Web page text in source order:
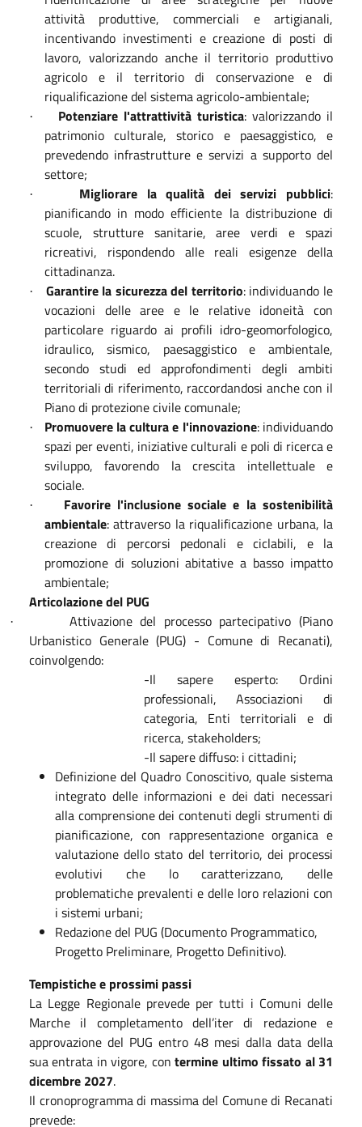
attività produttive, commerciali e artigianali,
incentivando investimenti e creazione di posti di
lavoro, valorizzando anche il territorio produttivo
agricolo e il territorio di conservazione e di
riqualificazione del sistema agricolo-ambientale;
· Potenziare l'attrattività turistica: valorizzando il
patrimonio culturale, storico e paesaggistico, e
prevedendo infrastrutture e servizi a supporto del
settore;
· Migliorare la qualità dei servizi pubblici:
pianificando in modo efficiente la distribuzione di
scuole, strutture sanitarie, aree verdi e spazi
ricreativi, rispondendo alle reali esigenze della
cittadinanza.
· Garantire la sicurezza del territorio: individuando le
vocazioni delle aree e le relative idoneità con
particolare riguardo ai profili idro-geomorfologico,
idraulico, sismico, paesaggistico e ambientale,
secondo studi ed approfondimenti degli ambiti
territoriali di riferimento, raccordandosi anche con il
Piano di protezione civile comunale;
· Promuovere la cultura e l'innovazione: individuando
spazi per eventi, iniziative culturali e poli di ricerca e
sviluppo, favorendo la crescita intellettuale e
sociale.
·
Favorire l'inclusione sociale e la sostenibilità
ambientale: attraverso la riqualificazione urbana, la
creazione di percorsi pedonali e ciclabili, e la
promozione di soluzioni abitative a basso impatto
ambientale;
Articolazione del PUG
· Attivazione del processo partecipativo (Piano
Urbanistico Generale (PUG) - Comune di Recanati),
coinvolgendo:
-Il sapere esperto: Ordini
professionali, Associazioni di
categoria, Enti territoriali e di
ricerca, stakeholders;
-Il sapere diffuso: i cittadini;
Definizione del Quadro Conoscitivo, quale sistema
integrato delle informazioni e dei dati necessari
alla comprensione dei contenuti degli strumenti di
pianificazione, con rappresentazione organica e
valutazione dello stato del territorio, dei processi
evolutivi che lo caratterizzano, delle
problematiche prevalenti e delle loro relazioni con
i sistemi urbani;
Redazione del PUG (Documento Programmatico,
Progetto Preliminare, Progetto Definitivo).
Tempistiche e prossimi passi
La Legge Regionale prevede per tutti i Comuni delle
Marche il completamento dell’iter di redazione e
approvazione del PUG entro 48 mesi dalla data della
sua entrata in vigore, contermine ultimo fissato al 31
dicembre 2027.
Il cronoprogramma di massima del Comune di Recanati
prevede: